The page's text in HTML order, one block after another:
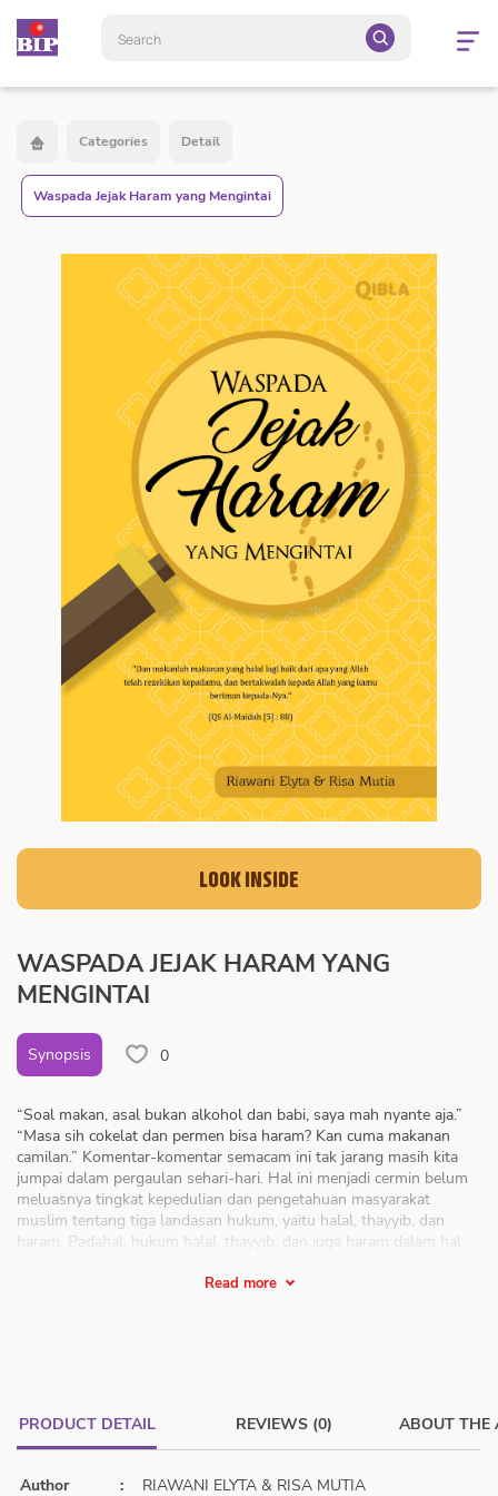
Open
Categories Detail
Waspada Jejak Haram yang Mengintai
LOOK INSIDE
WASPADA JEJAK HARAM YANG
MENGINTAI
Synopsis 0
“Soal makan, asal bukan alkohol dan babi, saya mah nyante aja.”
“Masa sih cokelat dan permen bisa haram? Kan cuma makanan
camilan.” Komentar-komentar semacam ini tak jarang masih kita
jumpai dalam pergaulan sehari-hari. Hal ini menjadi cermin belum
meluasnya tingkat kepedulian dan pengetahuan masyarakat
muslim tentang tiga landasan hukum, yaitu halal, thayyib, dan
haram. Padahal, hukum halal, thayyib, dan juga haram dalam hal
babi, bukan pula sebatas pada zat yang kita makan, tetapi juga
pembaca untuk dapat lebih memahami unsur-unsur makanan dan
minuman serta proses pengolahan yang rentan jebakan haram,
Read more
PRODUCT DETAIL REVIEWS (0) ABOUT THE
Author :
RIAWANI ELYTA & RISA MUTIA